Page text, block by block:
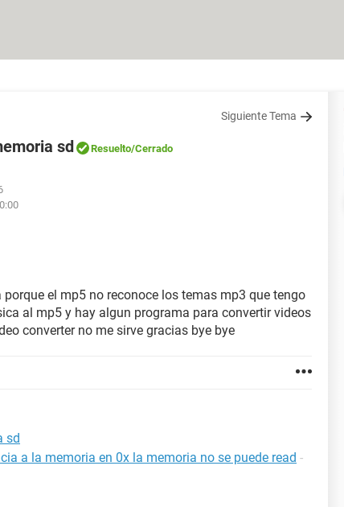
Siguiente Tema
sd Resuelto/Cerrado
el mp5 no reconoce los temas mp3 que tengo
al mp5 y hay algun programa para convertir videos
converter no me sirve gracias bye bye
sd
a la memoria en 0x la memoria no se puede read -